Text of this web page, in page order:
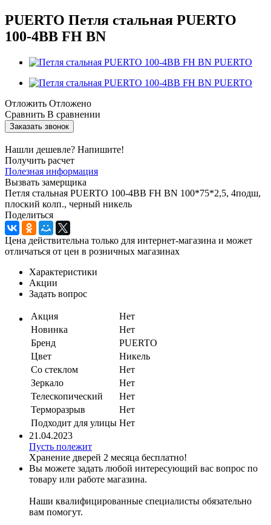
PUERTO Петля стальная PUERTO
100-4BB FH BN
Отложить Отложено
Сравнить В сравнении
Заказать звонок
Нашли дешевле? Напишите!
Получить расчет
Полезная информация
Вызвать замерщика
Петля стальная PUERTO 100-4BB FH BN 100*75*2,5, 4подш,
плоский колп., черный никель
Поделиться
Цена действительна только для интернет-магазина и может
отличаться от цен в розничных магазинах
Характеристики
Акции
Задать вопрос
Акция
Нет
Новинка
Нет
Бренд
PUERTO
Цвет
Никель
Со стеклом
Нет
Зеркало
Нет
Телескопический
Нет
Терморазрыв
Нет
Подходит для улицы Нет
21.04.2023
Пусть полежит
Хранение дверей 2 месяца бесплатно!
Вы можете задать любой интересующий вас вопрос по
товару или работе магазина.
Наши квалифицированные специалисты обязательно
вам помогут.